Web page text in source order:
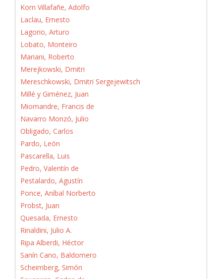
Korn Villafañe, Adolfo
Laclau, Ernesto
Lagorio, Arturo
Lobato, Monteiro
Mariani, Roberto
Merejkowski, Dmitri
Mereschkowski, Dmitri Sergejewitsch
Millé y Giménez, Juan
Miomandre, Francis de
Navarro Monzó, Julio
Obligado, Carlos
Pardo, León
Pascarella, Luis
Pedro, Valentín de
Pestalardo, Agustín
Ponce, Aníbal Norberto
Probst, Juan
Quesada, Ernesto
Rinaldini, Julio A.
Ripa Alberdi, Héctor
Sanín Cano, Baldomero
Scheimberg, Simón